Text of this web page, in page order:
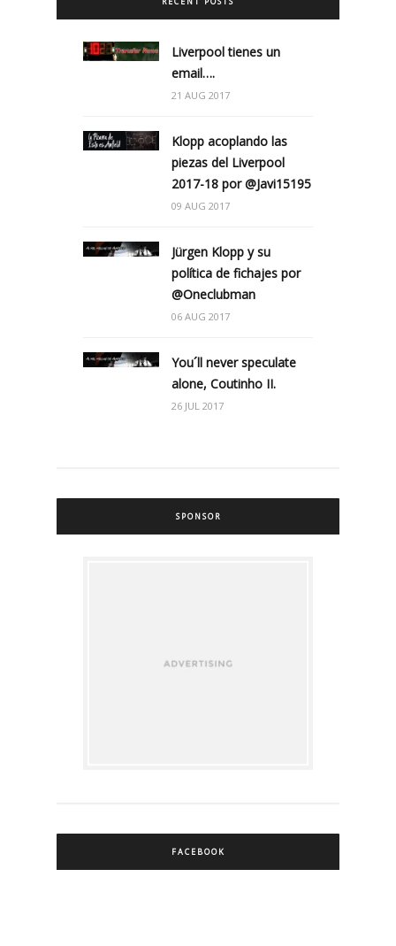
Liverpool tienes un
email….
21 AUG 2017
Klopp acoplando las
piezas del Liverpool
2017-18 por @Javi15195
09 AUG 2017
Jürgen Klopp y su
política de fichajes por
@Oneclubman
06 AUG 2017
You´ll never speculate
alone, Coutinho II.
26 JUL 2017
SPONSOR
FACEBOOK